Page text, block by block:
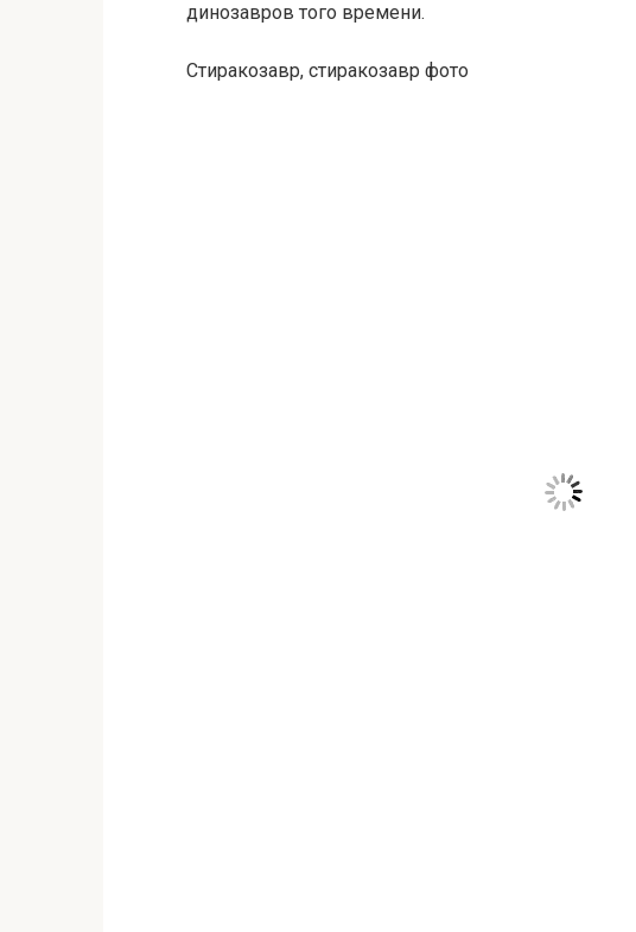
динозавров того времени.
Стиракозавр, стиракозавр фото